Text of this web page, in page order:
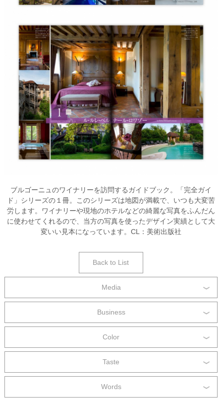
ブルゴーニュのワイナリーを訪問するガイドブック。「完全ガイ
ド」シリーズの１冊。このシリーズは地図が満載で、いつも大変苦
労します。ワイナリーや現地のホテルなどの綺麗な写真をふんだん
に使わせてくれるので、当方の写真を使ったデザイン実績として大
変いい見本になっています。CL：美術出版社
Back to List
Media
Business
Color
Taste
Words